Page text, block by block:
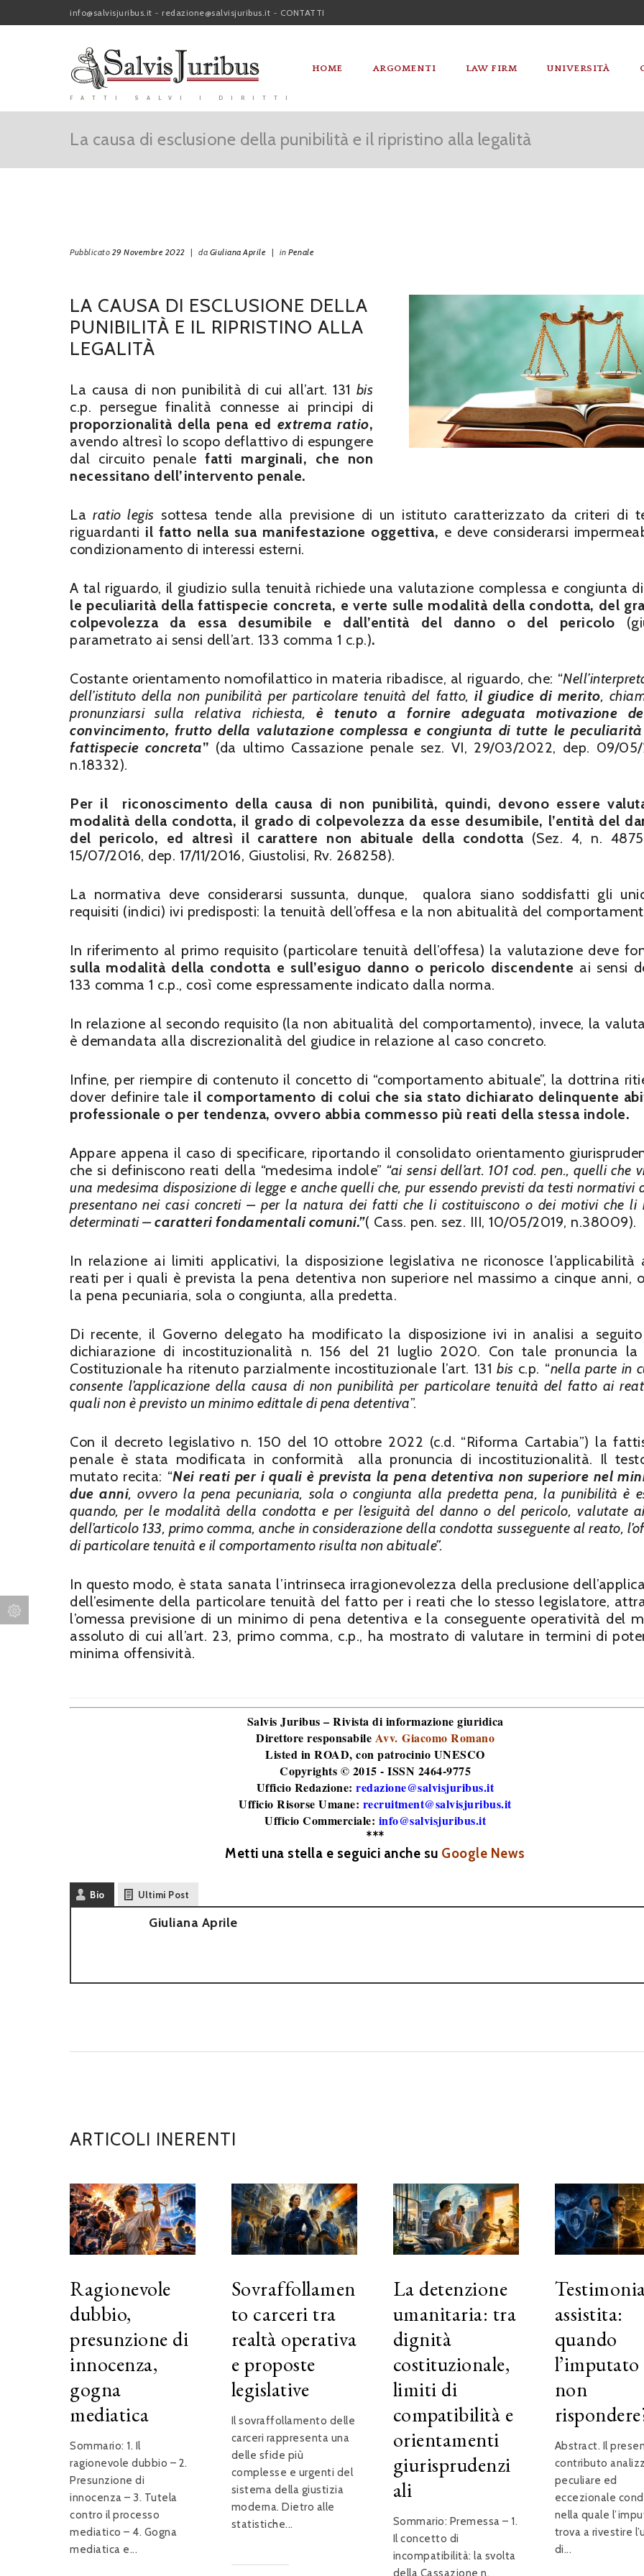
info@salvisjuribus.it - redazione@salvisjuribus.it - CONTATTI
FATTI SALVI I DIRITTI
HOME ARGOMENTI LAW FIRM UNIVERSITÀ
La causa di esclusione della punibilità e il ripristino alla legalità
Pubblicato 29 Novembre 2022 | da Giuliana Aprile | in Penale
LA CAUSA DI ESCLUSIONE DELLA
PUNIBILITÀ E IL RIPRISTINO ALLA
LEGALITÀ
La causa di non punibilità di cui all’art. 131 bis
c.p. persegue finalità connesse ai principi di
proporzionalità della pena ed extrema ratio,
avendo altresì lo scopo deflattivo di espungere
dal circuito penalefatti marginali, che non
necessitano dell’intervento penale.
Laratio legis sottesa tende alla previsione di un istituto caratterizzato da criteri di
riguardanti il fatto nella sua manifestazione oggettiva, e deve considerarsi
condizionamento di interessi esterni.
A tal riguardo, il giudizio sulla tenuità richiede una valutazione complessa e congiunta di
le peculiarità della fattispecie concreta, e verte sulle modalità della condotta, del
colpevolezza da essa desumibile e dall’entità del danno o del pericolo
parametrato ai sensi dell’art. 133 comma 1 c.p.).
Costante orientamento nomofilattico in materia ribadisce, al riguardo, che: “
dell’istituto della non punibilità per particolare tenuità del fatto,il giudice di merito,
pronunziarsi sulla relativa richiesta, è tenuto a fornire adeguata motivazione
convincimento, frutto della valutazione complessa e congiunta di tutte le
fattispecie concreta” (da ultimo Cassazione penale sez. VI, 29/03/2022, dep. 09/
n.18332).
Per il riconoscimento della causa di non punibilità, quindi, devono essere
modalità della condotta, il grado di colpevolezza da esse desumibile, l’entità del
del pericolo, ed altresì il carattere non abituale della condotta(Sez. 4, n.
15/07/2016, dep. 17/11/2016, Giustolisi, Rv. 268258).
La normativa deve considerarsi sussunta, dunque, qualora siano soddisfatti gli
requisiti (indici) ivi predisposti: la tenuità dell’offesa e la non abitualità del
In riferimento al primo requisito (particolare tenuità dell’offesa) la valutazione deve
sulla modalità della condotta e sull’esiguo danno o pericolo discendente ai sensi
133 comma 1 c.p., così come espressamente indicato dalla norma.
In relazione al secondo requisito (la non abitualità del comportamento), invece, la
è demandata alla discrezionalità del giudice in relazione al caso concreto.
Infine, per riempire di contenuto il concetto di “comportamento abituale”, la dottrina
dover definire tale il comportamento di colui che sia stato dichiarato delinquente
professionale o per tendenza, ovvero abbia commesso più reati della stessa indole.
Appare appena il caso di specificare, riportando il consolidato orientamento
che si definiscono reati della “medesima indole” “ai sensi dell’art. 101 cod. pen., quelli che
una medesima disposizione di legge e anche quelli che, pur essendo previsti da testi normativi
presentano nei casi concreti – per la natura dei fatti che li costituiscono o dei motivi che li
determinati –caratteri fondamentali comuni.”( Cass. pen. sez. III, 10/05/2019, n.38009).
In relazione ai limiti applicativi, la disposizione legislativa ne riconosce l’applicabilità
reati per i quali è prevista la pena detentiva non superiore nel massimo a cinque anni,
la pena pecuniaria, sola o congiunta, alla predetta.
Di recente, il Governo delegato ha modificato la disposizione ivi in analisi a
dichiarazione di incostituzionalità n. 156 del 21 luglio 2020. Con tale pronuncia la
Costituzionale ha ritenuto parzialmente incostituzionale l’art. 131bis c.p. “nella parte in
consente l’applicazione della causa di non punibilità per particolare tenuità del fatto ai
quali non è previsto un minimo edittale di pena detentiva”.
Con il decreto legislativo n. 150 del 10 ottobre 2022 (c.d. “Riforma Cartabia”) la
penale è stata modificata in conformità alla pronuncia di incostituzionalità. Il
mutato recita: “Nei reati per i quali è prevista la pena detentiva non superiore nel
due anni, ovvero la pena pecuniaria, sola o congiunta alla predetta pena, la punibilità è
quando, per le modalità della condotta e per l’esiguità del danno o del pericolo, valutate
dell’articolo 133, primo comma, anche in considerazione della condotta susseguente al reato,
di particolare tenuità e il comportamento risulta non abituale”.
In questo modo, è stata sanata l’intrinseca irragionevolezza della preclusione
dell’esimente della particolare tenuità del fatto per i reati che lo stesso legislatore,
l’omessa previsione di un minimo di pena detentiva e la conseguente operatività del
assoluto di cui all’art. 23, primo comma, c.p., ha mostrato di valutare in termini di
minima offensività.
Salvis Juribus – Rivista di informazione giuridica
Direttore responsabile Avv. Giacomo Romano
Listed in ROAD, con patrocinio UNESCO
Copyrights © 2015 - ISSN 2464-9775
Ufficio Redazione: redazione@salvisjuribus.it
Ufficio Risorse Umane: recruitment@salvisjuribus.it
Ufficio Commerciale: info@salvisjuribus.it
***
Metti una stella e seguici anche su Google News
Bio Ultimi Post
Giuliana Aprile
ARTICOLI INERENTI
Ragionevole
dubbio,
presunzione di
innocenza,
gogna
mediatica
Sommario: 1. Il
ragionevole dubbio – 2.
Presunzione di
innocenza – 3. Tutela
contro il processo
mediatico – 4. Gogna
mediatica e...
Sovraffollamen
to carceri tra
realtà operativa
e proposte
legislative
Il sovraffollamento delle
carceri rappresenta una
delle sfide più
complesse e urgenti del
sistema della giustizia
moderna. Dietro alle
statistiche...
La detenzione
umanitaria: tra
dignità
costituzionale,
limiti di
compatibilità e
orientamenti
giurisprudenzi
ali
Sommario: Premessa – 1.
Il concetto di
incompatibilità: la svolta
della Cassazione n.
assistita:
quando
non
Abstract. Il
contributo
peculiare ed
eccezionale
nella quale
trova a rivestire
di...